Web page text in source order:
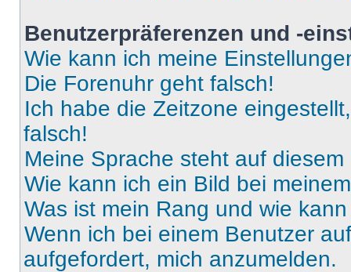
Benutzerpräferenzen und -
Wie kann ich meine
Die Forenuhr geht falsch!
Ich habe die Zeitzone
falsch!
Meine Sprache steht auf
Wie kann ich ein Bild bei
Was ist mein Rang und wie
Wenn ich bei einem Benutzer
aufgefordert, mich anzumelden.